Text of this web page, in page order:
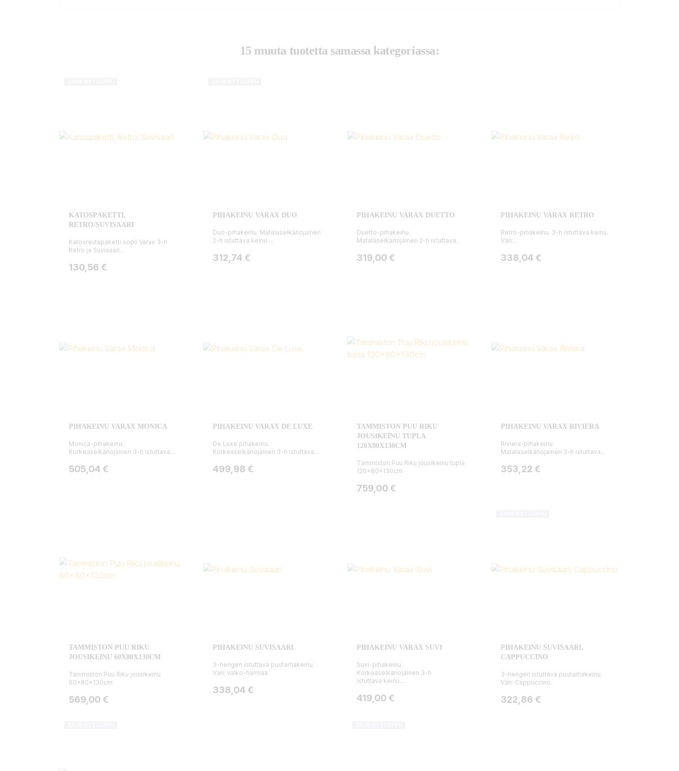
15 muuta tuotetta samassa kategoriassa:
KATOSPAKETTI,
RETRO/SUVISAARI
Katosrautapaketti sopii Varax 3-h
Retro ja Suvisaari...
Hinta
130,56 €
PIHAKEINU VARAX DUO
Duo-pihakeinu. Matalaselkänojainen
2-h istuttava keinu....
Hinta
312,74 €
PIHAKEINU VARAX DUETTO
Duetto-pihakeinu.
Matalaselkänojainen 2-h istuttava...
Hinta
319,00 €
PIHAKEINU VARAX RETRO
Retro-pihakeinu. 3-h istuttava keinu.
Väri:...
Hinta
338,04 €
PIHAKEINU VARAX MONICA
Monica-pihakeinu.
Korkeaselkänojainen 3-h istuttava...
Hinta
505,04 €
PIHAKEINU VARAX DE LUXE
De Luxe pihakeinu.
Korkeaselkänojainen 3-h istuttava...
Hinta
499,98 €
TAMMISTON PUU RIKU
JOUSIKEINU TUPLA
120X80X130CM
Tammiston Puu Riku jousikeinu tupla
120x80x130cm
Hinta
759,00 €
PIHAKEINU VARAX RIVIERA
Riviera-pihakeinu.
Matalaselkänojainen 3-h istuttava...
Hinta
353,22 €
TAMMISTON PUU RIKU
JOUSIKEINU 60X80X130CM
Tammiston Puu Riku jousikeinu
60x80x130cm
Hinta
569,00 €
PIHAKEINU SUVISAARI
3-hengen istuttava puutarhakeinu.
Väri: valko-harmaa
Hinta
338,04 €
PIHAKEINU VARAX SUVI
Suvi-pihakeinu.
Korkeaselkänojainen 3-h
istuttava keinu....
Hinta
419,00 €
PIHAKEINU SUVISAARI,
CAPPUCCINO
3-hengen istuttava puutarhakeinu.
Väri: Cappuccino.
Hinta
322,86 €